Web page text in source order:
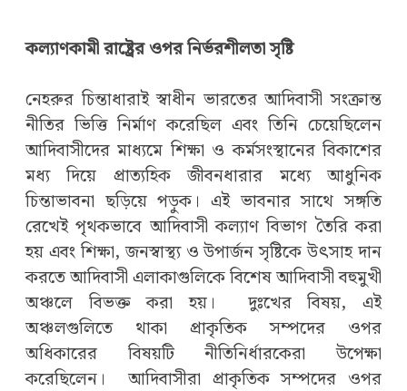
কল্যাণকামী রাষ্ট্রের ওপর নির্ভরশীলতা সৃষ্টি
নেহরুর চিন্তাধারাই স্বাধীন ভারতের আদিবাসী সংক্রান্ত
নীতির ভিত্তি নির্মাণ করেছিল এবং তিনি চেয়েছিলেন
আদিবাসীদের মাধ্যমে শিক্ষা ও কর্মসংস্থানের বিকাশের
মধ্য দিয়ে প্রাত্যহিক জীবনধারার মধ্যে আধুনিক
চিন্তাভাবনা ছড়িয়ে পড়ুক। এই ভাবনার সাথে সঙ্গতি
রেখেই পৃথকভাবে আদিবাসী কল্যাণ বিভাগ তৈরি করা
হয় এবং শিক্ষা, জনস্বাস্থ্য ও উপার্জন সৃষ্টিকে উৎসাহ দান
করতে আদিবাসী এলাকাগুলিকে বিশেষ আদিবাসী বহুমুখী
অঞ্চলে বিভক্ত করা হয়। দুঃখের বিষয়, এই
অঞ্চলগুলিতে থাকা প্রাকৃতিক সম্পদের ওপর
অধিকারের বিষয়টি নীতিনির্ধারকেরা উপেক্ষা
করেছিলেন। আদিবাসীরা প্রাকৃতিক সম্পদের ওপর